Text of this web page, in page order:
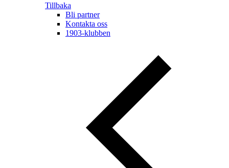
Tillbaka
Bli partner
Kontakta oss
1903-klubben